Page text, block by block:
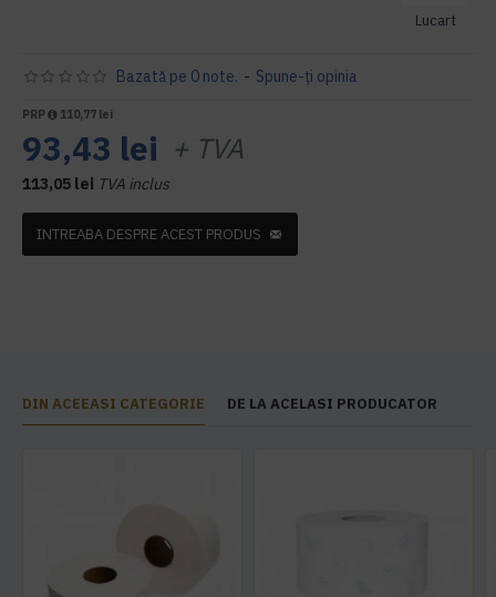
Lucart
Bazată pe 0 note. - Spune-ţi opinia
PRP 110,77 lei
93,43 lei + TVA
113,05 lei TVA inclus
INTREABA DESPRE ACEST PRODUS
DIN ACEEASI CATEGORIE DE LA ACELASI PRODUCATOR